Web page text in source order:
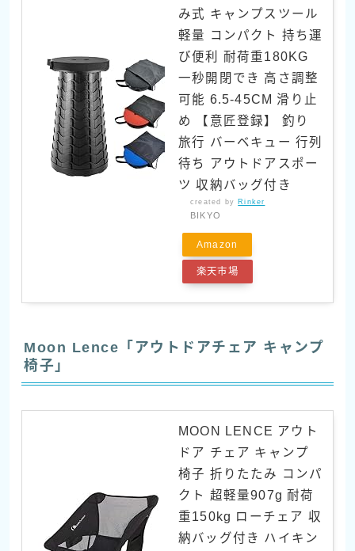
み式 キャンプスツール
軽量 コンパクト 持ち運
び便利 耐荷重180KG
一秒開閉でき 高さ調整
可能 6.5-45CM 滑り止
め 【意匠登録】 釣り
旅行 バーベキュー 行列
待ち アウトドアスポー
ツ 収納バッグ付き
created by Rinker
BIKYO
Amazon
楽天市場
Moon Lence「アウトドアチェア キャンプ
椅子」
MOON LENCE アウト
ドア チェア キャンプ
椅子 折りたたみ コンパ
クト 超軽量907g 耐荷
重150kg ローチェア 収
納バッグ付き ハイキン